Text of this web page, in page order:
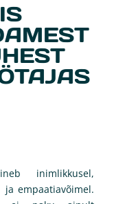
inimlikkusel,
ja empaatiavõimel.